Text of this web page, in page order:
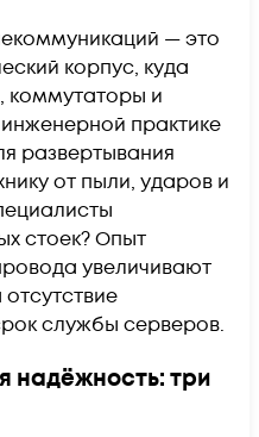
— это
корпус, куда
коммутаторы и
практике
развертывания
от пыли, ударов и
стоек? Опыт
увеличивают
службы серверов.
надёжность: три